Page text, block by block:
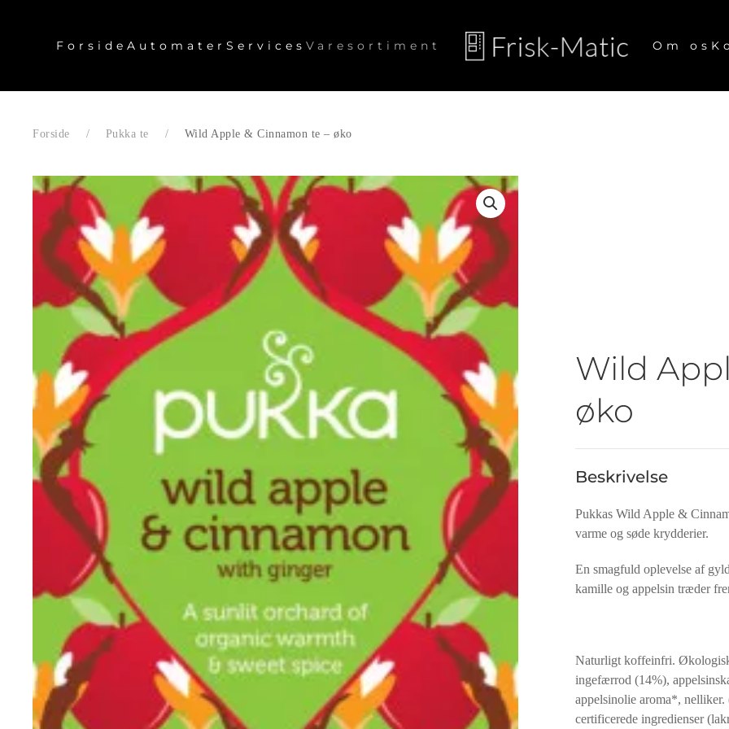
Skip to main content
Forside Automater Services Varesortiment Om os
Forside Pukka te Wild Apple & Cinnamon te – øko
Wild
øko
Beskrivelse
Pukkas Wild Apple &
varme og søde krydderier.
En smagfuld oplevelse af
kamille og appelsin træder
Naturligt koffeinfri.
ingefærrod (14%),
appelsinolie aroma*,
certificerede ingredienser